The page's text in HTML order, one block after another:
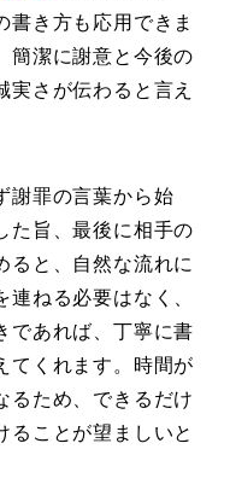
書き方も応用できま
簡潔に謝意と今後の
実さが伝わると言え
謝罪の言葉から始
た旨、最後に相手の
ると、自然な流れに
ねる必要はなく、
であれば、丁寧に書
てくれます。時間が
るため、できるだけ
ることが望ましいと